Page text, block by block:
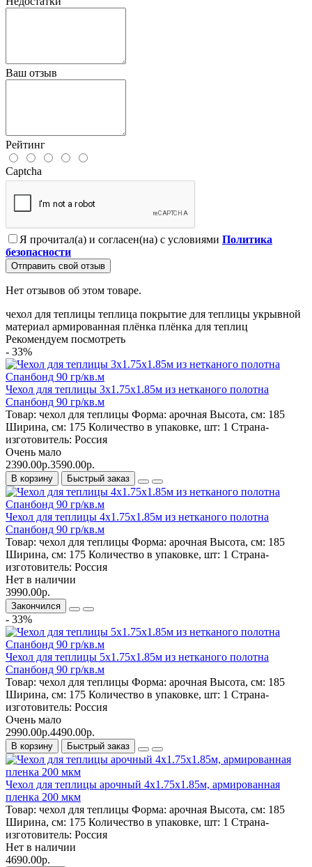
Ваш отзыв
Рейтинг
Captcha
Я прочитал(а) и согласен(на) с условиями Политика
безопасности
Отправить свой отзыв
Нет отзывов об этом товаре.
чехол для теплицы теплица покрытие для теплицы укрывной
материал армированная плёнка плёнка для теплиц
Рекомендуем посмотреть
- 33%
Чехол для теплицы 3х1.75х1.85м из нетканого полотна
Спанбонд 90 гр/кв.м
Товар: чехол для теплицы Форма: арочная Высота, см: 185
Ширина, см: 175 Количество в упаковке, шт: 1 Страна-
изготовитель: Россия
Очень мало
2390.00р.3590.00р.
В корзину Быстрый заказ
Чехол для теплицы 4х1.75х1.85м из нетканого полотна
Спанбонд 90 гр/кв.м
Товар: чехол для теплицы Форма: арочная Высота, см: 185
Ширина, см: 175 Количество в упаковке, шт: 1 Страна-
изготовитель: Россия
Нет в наличии
3990.00р.
Закончился
- 33%
Чехол для теплицы 5х1.75х1.85м из нетканого полотна
Спанбонд 90 гр/кв.м
Товар: чехол для теплицы Форма: арочная Высота, см: 185
Ширина, см: 175 Количество в упаковке, шт: 1 Страна-
изготовитель: Россия
Очень мало
2990.00р.4490.00р.
В корзину Быстрый заказ
Чехол для теплицы арочный 4х1.75х1.85м, армированная
пленка 200 мкм
Товар: чехол для теплицы Форма: арочная Высота, см: 185
Ширина, см: 175 Количество в упаковке, шт: 1 Страна-
изготовитель: Россия
Нет в наличии
4690.00р.